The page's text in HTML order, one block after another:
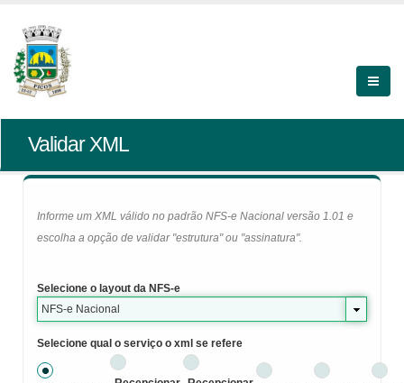
Validar XML
Informe um XML válido no padrão NFS-e Nacional versão 1.01 e
escolha a opção de validar "estrutura" ou "assinatura".
Selecione o layout da NFS-e
NFS-e Nacional
Selecione qual o serviço o xml se refere